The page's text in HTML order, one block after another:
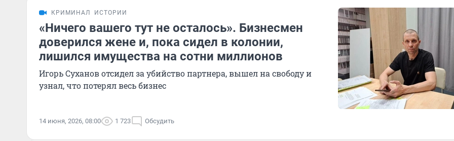
КРИМИНАЛ ИСТОРИИ
«Ничего вашего тут не осталось». Бизнесмен
доверился жене и, пока сидел в колонии,
лишился имущества на сотни миллионов
Игорь Суханов отсидел за убийство партнера, вышел на свободу и
узнал, что потерял весь бизнес
14 июня, 2026, 08:00 1 723 Обсудить